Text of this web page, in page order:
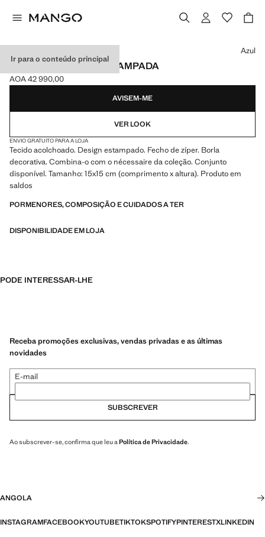
Ir para o conteúdo principal
CAPA DE PORTÁTIL ESTAMPADA
Preço atual [AOA 42 990,00 ]
AOA 42 990,00
Selecione uma cor
Azul
AVISEM-ME
VER LOOK
ENVIO GRATUITO PARA A LOJA
Tecido acolchoado. Design estampado. Fecho de zíper. Borla
decorativa. Combina-o com o nécessaire da coleção. Conjunto
disponível. Tamanho: 15x15 cm (comprimento x altura). Produto em
saldos
PORMENORES, COMPOSIÇÃO E CUIDADOS A TER
DISPONIBILIDADE EM LOJA
PODE INTERESSAR-LHE
Receba promoções exclusivas, vendas privadas e as últimas
novidades
E-mail
SUBSCREVER
Ao subscrever-se, confirma que leu a Política de Privacidade.
ANGOLA
INSTAGRAMFACEBOOKYOUTUBETIKTOKSPOTIFYPINTERESTXLINKEDIN